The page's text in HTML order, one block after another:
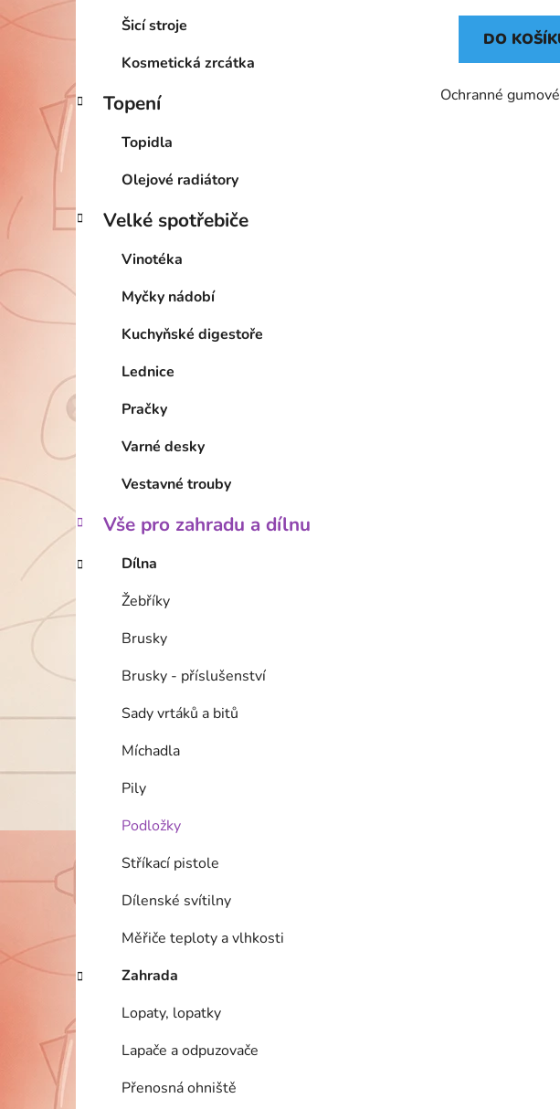
Šicí stroje
Kosmetická zrcátka
Topení
Topidla
Olejové radiátory
Velké spotřebiče
Vinotéka
Myčky nádobí
Kuchyňské digestoře
Lednice
Pračky
Varné desky
Vestavné trouby
Vše pro zahradu a dílnu
Dílna
Žebříky
Brusky
Brusky - příslušenství
Sady vrtáků a bitů
Míchadla
Pily
Podložky
Stříkací pistole
Dílenské svítilny
Měřiče teploty a vlhkosti
Zahrada
Lopaty, lopatky
Lapače a odpuzovače
Přenosná ohniště
DO
Ochranné